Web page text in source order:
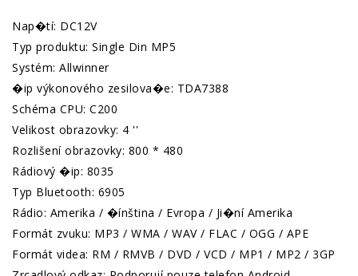
Nap�tí: DC12V
Typ produktu: Single Din MP5
Systém: Allwinner
�ip výkonového zesilova�e: TDA7388
Schéma CPU: C200
Velikost obrazovky: 4 ''
Rozlišení obrazovky: 800 * 480
Rádiový �ip: 8035
Typ Bluetooth: 6905
Rádio: Amerika / �ínština / Evropa / Ji�ní Amerika
Formát zvuku: MP3 / WMA / WAV / FLAC / OGG / APE
Formát videa: RM / RMVB / DVD / VCD / MP1 / MP2 / 3GP